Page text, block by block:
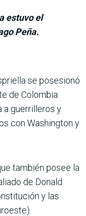
estuvo el
Peña.
se posesionó
de Colombia
a guerrilleros y
con Washington y
también posee la
de Donald
y las